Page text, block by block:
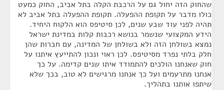
שהחוק הזה יחול גם על הרכבת הקלה בתל אביב, החוק כמעט
כולו מדבר על תקופת ההפעלה. תקופת ההפעלה בתל אביב לא
תהיה לפני עוד שבע שנים, לכן סיטיפס הוא הלקוח היחיד.
הידע המקצועי שנשמר בנושא רכבות קלות במדינת ישראל
נמצא בשולחן הזה ולא בשולחן של המדינה, עם חברות שהן
חלק בלתי נפרד מסיטיפס. לכן ראוי ונכון להתייעץ איתנו על
חוק שאנחנו הולכים להתמודד איתו שנים קדימה. על כך
אנחנו מתרעמים ועל כך אנחנו מרגישים לא טוב, בכך שלא
שיתפו אותנו בתהליך.